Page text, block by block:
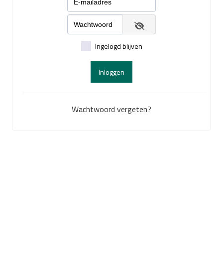
Ingelogd blijven
Inloggen
Wachtwoord vergeten?